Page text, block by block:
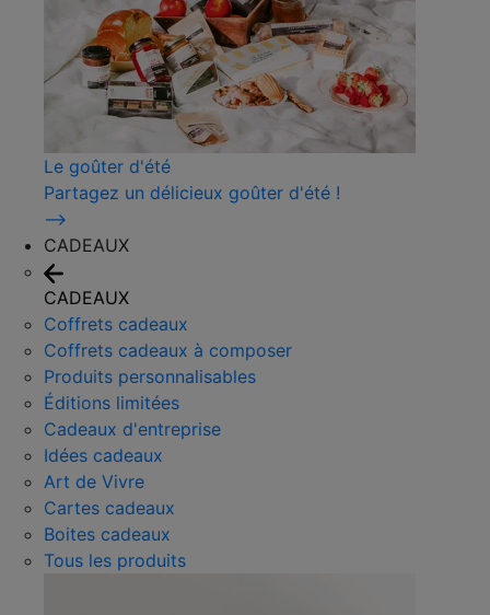
Le goûter d'été
Partagez un délicieux goûter d'été !
⟶
CADEAUX
CADEAUX
Coffrets cadeaux
Coffrets cadeaux à composer
Produits personnalisables
Éditions limitées
Cadeaux d'entreprise
Idées cadeaux
Art de Vivre
Cartes cadeaux
Boites cadeaux
Tous les produits